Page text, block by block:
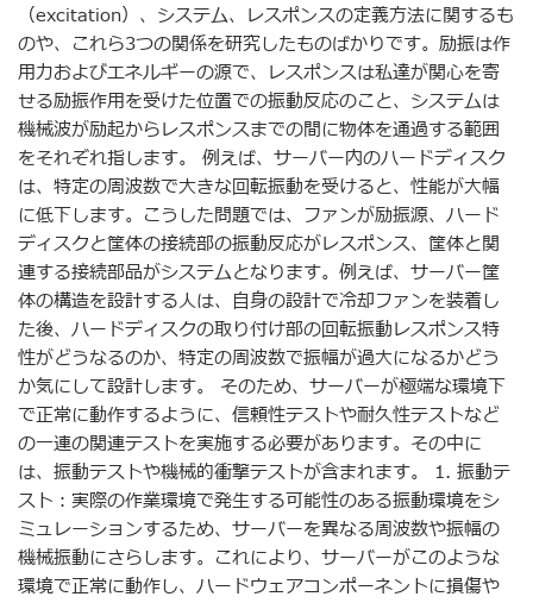
（excitation）、システム、レスポンスの定義方法に関するも
のや、これら3つの関係を研究したものばかりです。励振は作
用力およびエネルギーの源で、レスポンスは私達が関心を寄
せる励振作用を受けた位置での振動反応のこと、システムは
機械波が励起からレスポンスまでの間に物体を通過する範囲
をそれぞれ指します。 例えば、サーバー内のハードディスク
は、特定の周波数で大きな回転振動を受けると、性能が大幅
に低下します。こうした問題では、ファンが励振源、ハード
ディスクと筐体の接続部の振動反応がレスポンス、筐体と関
連する接続部品がシステムとなります。例えば、サーバー筐
体の構造を設計する人は、自身の設計で冷却ファンを装着し
た後、ハードディスクの取り付け部の回転振動レスポンス特
性がどうなるのか、特定の周波数で振幅が過大になるかどう
か気にして設計します。 そのため、サーバーが極端な環境下
で正常に動作するように、信頼性テストや耐久性テストなど
の一連の関連テストを実施する必要があります。その中に
は、振動テストや機械的衝撃テストが含まれます。 1. 振動テ
スト：実際の作業環境で発生する可能性のある振動環境をシ
ミュレーションするため、サーバーを異なる周波数や振幅の
機械振動にさらします。これにより、サーバーがこのような
環境で正常に動作し、ハードウェアコンポーネントに損傷や